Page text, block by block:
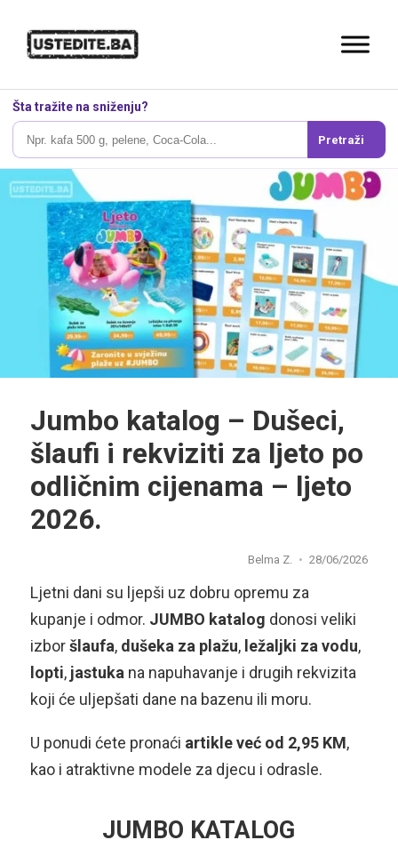
Šta tražite na sniženju?
Pretraži
Jumbo katalog – Dušeci,
šlaufi i rekviziti za ljeto po
odličnim cijenama – ljeto
2026.
Belma Z. 28/06/2026
Ljetni dani su ljepši uz dobru opremu za
kupanje i odmor. JUMBO katalog donosi veliki
izboršlaufa, dušeka za plažu, ležaljki za vodu,
lopti, jastuka na napuhavanje i drugih rekvizita
koji će uljepšati dane na bazenu ili moru.
U ponudi ćete pronaći artikle već od 2,95 KM,
kao i atraktivne modele za djecu i odrasle.
JUMBO KATALOG